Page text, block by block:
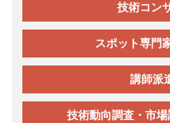
技術コン
スポット専門
講師派
技術動向調査・市